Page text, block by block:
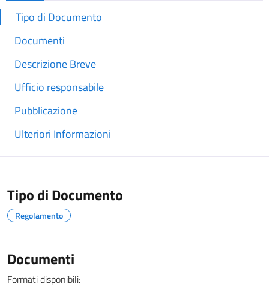
Tipo di Documento
Documenti
Descrizione Breve
Ufficio responsabile
Pubblicazione
Ulteriori Informazioni
Tipo di Documento
Regolamento
Documenti
Formati disponibili: